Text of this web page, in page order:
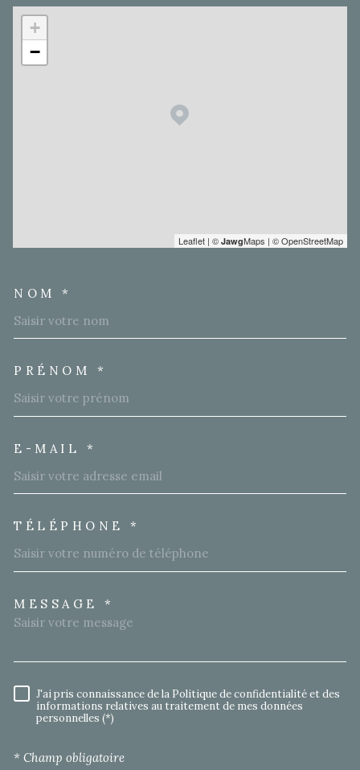
+
−
Leaflet | © JawgMaps | © OpenStreetMap
NOM *
PRÉNOM *
E-MAIL *
TÉLÉPHONE *
MESSAGE *
RÈGLEMENTATION
J'ai pris connaissance de la Politique de confidentialité et des
informations relatives au traitement de mes données
personnelles (*)
* Champ obligatoire